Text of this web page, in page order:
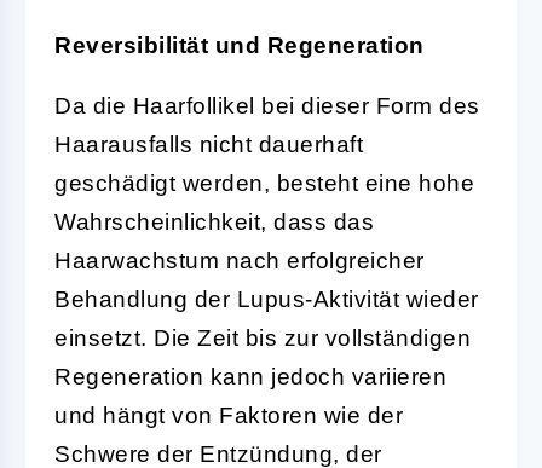
Reversibilität und Regeneration
Da die Haarfollikel bei dieser Form des
Haarausfalls nicht dauerhaft
geschädigt werden, besteht eine hohe
Wahrscheinlichkeit, dass das
Haarwachstum nach erfolgreicher
Behandlung der Lupus-Aktivität wieder
einsetzt. Die Zeit bis zur vollständigen
Regeneration kann jedoch variieren
und hängt von Faktoren wie der
Schwere der Entzündung, der